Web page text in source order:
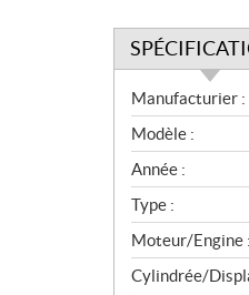
S
p
é
c
i
f
i
c
Manufacturier :
Modèle :
Année :
Type :
Moteur/Engine :
Cylindrée/